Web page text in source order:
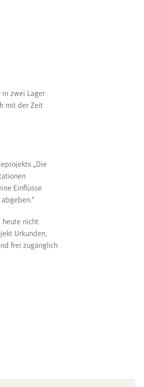
in zwei Lager
mit der Zeit
„Die
Einflüsse
nicht
Urkunden,
frei zugänglich